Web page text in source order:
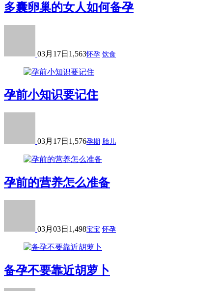
多囊卵巢的女人如何备孕
03月17日 1,563怀孕 饮食
孕前小知识要记住
03月17日 1,576孕期 胎儿
孕前的营养怎么准备
03月03日 1,498宝宝 怀孕
备孕不要靠近胡萝卜